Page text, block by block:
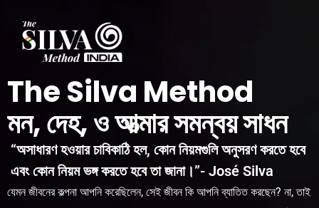
The Silva Method
মন, দেহ, ও আত্মার সমন্বয় সাধন
“অসাধারণ হওয়ার চাবিকাঠি হল, কোন নিয়মগুলি অনুসরণ করতে হবে
এবং কোন নিয়ম ভঙ্গ করতে হবে তা জানা।”- José Silva
যেমন জীবনের কল্পনা আপনি করেছিলেন, সেই জীবন কি আপনি ব্যাতিত করছেন? না, তাই